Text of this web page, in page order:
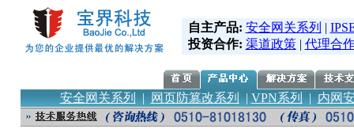
自主产品: 安全网关系列 |
投资合作: 渠道政策| 代理合
安全网关系列 | 网页防篡改系列 | VPN系列 | 内网